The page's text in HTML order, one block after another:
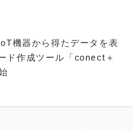
機器から得たデータを表
ド作成ツール「conect＋